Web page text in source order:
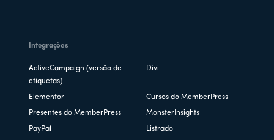
Integrações
ActiveCampaign (versão de
etiquetas)
Divi
Elementor Cursos do MemberPress
Presentes do MemberPress MonsterInsights
PayPal Listrado